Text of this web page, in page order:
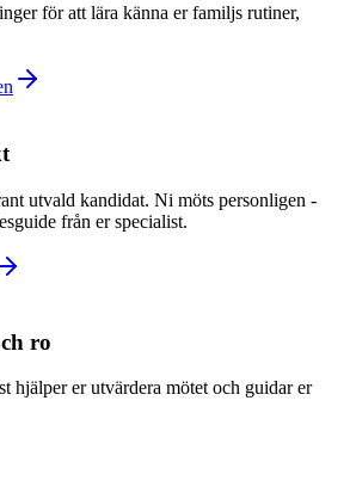
för att lära känna er familjs rutiner,
utvald kandidat. Ni möts personligen -
från er specialist.
ro
hjälper er utvärdera mötet och guidar er